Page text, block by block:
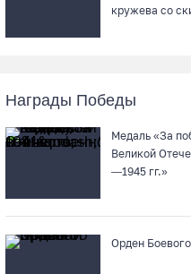
Более 35 тысяч
В Шекснинском округе
лодки пенсионер
06.08.26 / 11:43
06.08.26 / 11:39
кружева со
Награды Победы
Медаль «За
Великой
—1945 гг.»
Орден